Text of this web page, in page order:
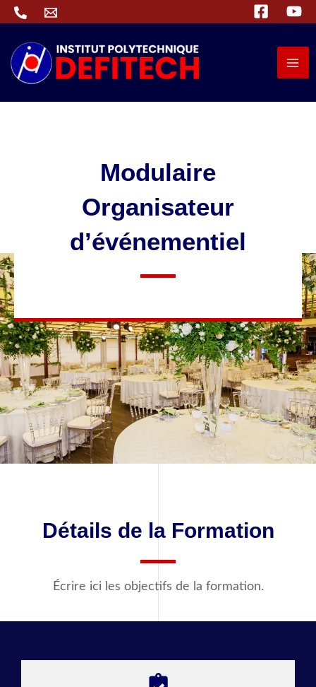
Aller
contenu
Modulaire
Organisateur
d’événementiel
Détails de la Formation
Écrire ici les objectifs de la formation.